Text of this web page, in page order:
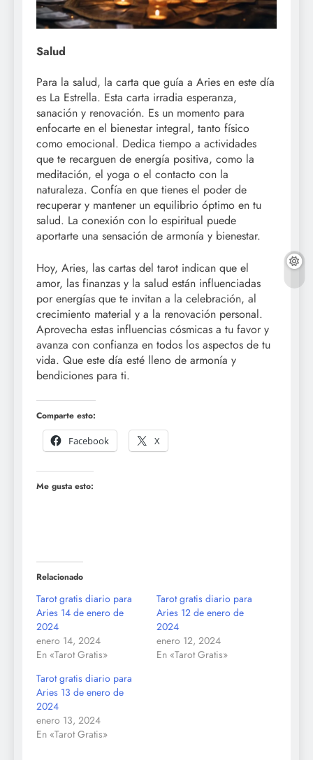
Salud
Para la salud, la carta que guía a Aries en este día
es La Estrella. Esta carta irradia esperanza,
sanación y renovación. Es un momento para
enfocarte en el bienestar integral, tanto físico
como emocional. Dedica tiempo a actividades
que te recarguen de energía positiva, como la
meditación, el yoga o el contacto con la
naturaleza. Confía en que tienes el poder de
recuperar y mantener un equilibrio óptimo en tu
salud. La conexión con lo espiritual puede
aportarte una sensación de armonía y bienestar.
Hoy, Aries, las cartas del tarot indican que el
amor, las finanzas y la salud están influenciadas
por energías que te invitan a la celebración, al
crecimiento material y a la renovación personal.
Aprovecha estas influencias cósmicas a tu favor y
avanza con confianza en todos los aspectos de tu
vida. Que este día esté lleno de armonía y
bendiciones para ti.
Comparte esto:
Facebook
X
Me gusta esto:
Relacionado
Tarot gratis diario para
Aries 14 de enero de
2024
enero 14, 2024
En «Tarot Gratis»
Tarot gratis diario para
Aries 12 de enero de
2024
enero 12, 2024
En «Tarot Gratis»
Tarot gratis diario para
Aries 13 de enero de
2024
enero 13, 2024
En «Tarot Gratis»